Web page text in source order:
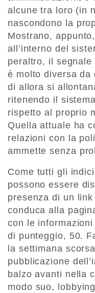
alcune tra loro (in
nascondono la
Mostrano,
all’interno del
peraltro, il
è molto diversa da
di allora si
ritenendo il
rispetto al proprio
Quella attuale ha
relazioni con la
ammette senza
Come tutti gli
possono essere
presenza di un
conduca alla
con le
di punteggio, 50.
la settimana
pubblicazione
balzo avanti nella
modo suo,